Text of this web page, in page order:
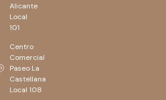
Alicante
Local
101
Centro
Comercial
Paseo La
Castellana
Local 108